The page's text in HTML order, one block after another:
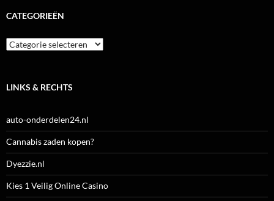
CATEGORIEËN
Categorieën
LINKS & RECHTS
auto-onderdelen24.nl
Cannabis zaden kopen?
Dyezzie.nl
Kies 1 Veilig Online Casino